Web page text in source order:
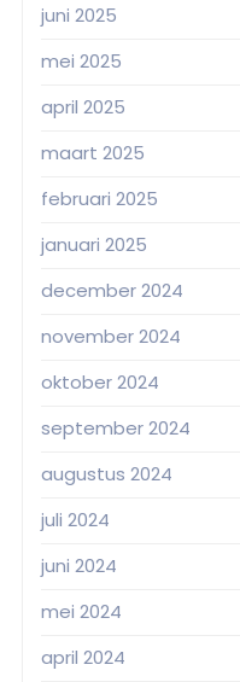
juni 2025
mei 2025
april 2025
maart 2025
februari 2025
januari 2025
december 2024
november 2024
oktober 2024
september 2024
augustus 2024
juli 2024
juni 2024
mei 2024
april 2024